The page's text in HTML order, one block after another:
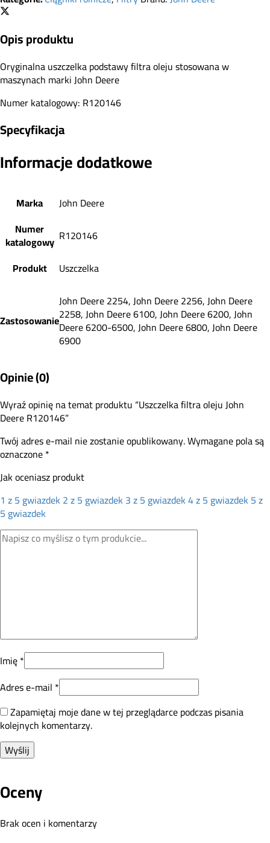
Opis produktu
Oryginalna uszczelka podstawy filtra oleju stosowana w
maszynach marki John Deere
Numer katalogowy: R120146
Specyfikacja
Informacje dodatkowe
Marka
John Deere
Numer
katalogowy R120146
Produkt
Uszczelka
Zastosowanie
John Deere 2254, John Deere 2256, John Deere
2258, John Deere 6100, John Deere 6200, John
Deere 6200-6500, John Deere 6800, John Deere
6900
Opinie (0)
Wyraź opinię na temat produktu “Uszczelka filtra oleju John
Deere R120146”
Twój adres e-mail nie zostanie opublikowany.Wymagane pola są
oznaczone*
Jak oceniasz produkt
1 z 5 gwiazdek2 z 5 gwiazdek3 z 5 gwiazdek4 z 5 gwiazdek5 z
5 gwiazdek
Imię*
Adres e-mail *
Zapamiętaj moje dane w tej przeglądarce podczas pisania
kolejnych komentarzy.
Oceny
Brak ocen i komentarzy